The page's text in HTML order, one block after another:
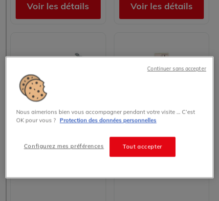
Voir les détails Voir les détails
Nous aimerions bien vous accompagner pendant votre visite … C’est
OK pour vous ? Protection des données personnelles
Tout accepter
Configurez mes préférences
Continuer sans accepter